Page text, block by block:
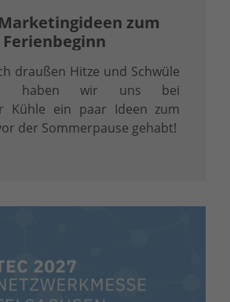
zum
Ferienbeginn
draußen Hitze und Schwüle
haben wir uns bei
Kühle ein paar Ideen zum
der Sommerpause gehabt!